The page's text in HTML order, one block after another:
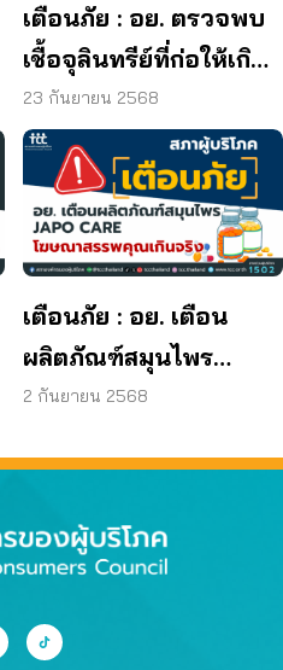
เตือนภัย : อย. ตรวจพบ
เชื้อจุลินทรีย์ที่ก่อให้เกิด
โรค และพบแบคทีเรีย
ยีสต์ และรา เกิน
มาตรฐานกำหนด ใน
ผลิตภัณฑ์ย้อมผม
23 กันยายน 2568
เตือนภัย : อย. เตือน
ผลิตภัณฑ์สมุนไพร
JAPO CARE โฆษณา
2 กันยายน 2568